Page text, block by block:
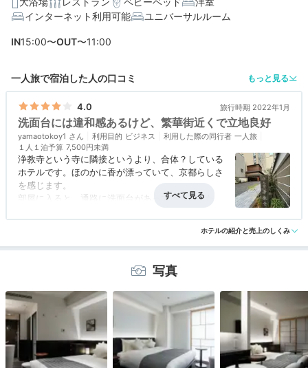
編集部おすすめの３つのポイント
精進ちらし、鯛茶漬け、鰻の3種類から選べる、美しい朝
食
本堂で毎朝行われる「朝のお勤め」が体験可能！貴重な
思い出に◎
インターネット利用可能
ユニバーサルルーム
IN15:00〜OUT〜11:00
一人旅で宿泊した人の口コミ もっと見る
4.0 旅行時期 2022年1月
洗面台には違和感あるけど、繁華街近くで立地良好
yamaotokoy1 利用目的 ビジネス 利用した際の同行者 一人旅
１人１泊予算 7,500円未満
浄教寺という寺に隣接というより、合体？している
ホテルです。ほのかに香が漂っていて、京都らしさ
を感じます。
部屋に入ると、通路に洗面台があって驚きました。
繁華街の中にあり、食事や観光にはとても便利だと
思います。
アクセス 4.5 コスパ 4.5 客室 4.0 接客対応 3.0 風呂 4.5
ホテルの紹介と売上のしくみ
写真